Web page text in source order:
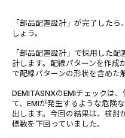
「部品配置設計」が完了した
しょう。
「部品配置設計」で採用した
計します。配線パターンを作成
で配線パターンの形状を含めた
DEMITASNXのEMIチェックは
て、EMIが発生するような危険
出します。今回の結果は、検討
標数を下回っていました。